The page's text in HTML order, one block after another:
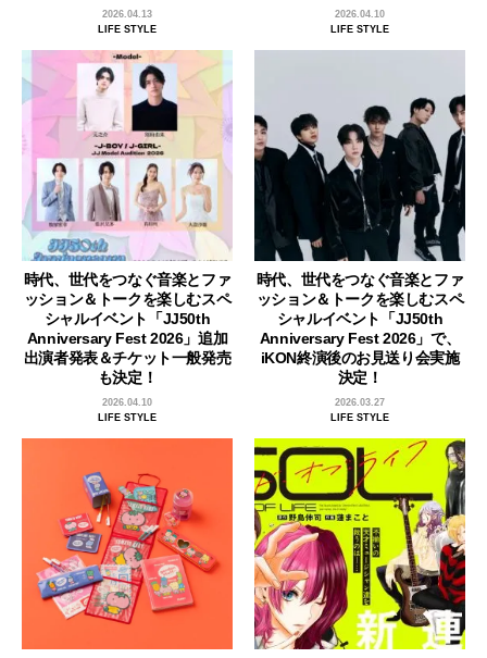
2026.04.13
LIFE STYLE
2026.04.10
LIFE STYLE
時代、世代をつなぐ音楽とファ
ッション＆トークを楽しむスペ
シャルイベント「JJ50th
Anniversary Fest 2026」追加
出演者発表＆チケット一般発売
も決定！
2026.04.10
LIFE STYLE
時代、世代をつなぐ音楽とファ
ッション＆トークを楽しむスペ
シャルイベント「JJ50th
Anniversary Fest 2026」で、
iKON終演後のお見送り会実施
決定！
2026.03.27
LIFE STYLE